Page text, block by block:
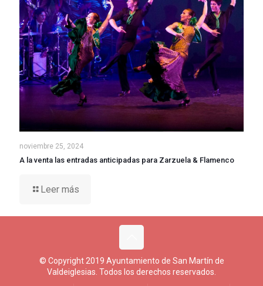
noviembre 25, 2024
A la venta las entradas anticipadas para Zarzuela & Flamenco
Leer más
© Copyright 2019 Ayuntamiento de San Martín de
Valdeiglesias. Todos los derechos reservados.